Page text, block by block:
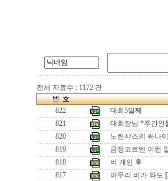
전체 자료수 : 1172 건
822
대회5일째
821
대회장님 *주간인
820
노란샤스의 싸나이
819
금정코트엔 이런
818
비 개인 후
817
아무리 비가 와도